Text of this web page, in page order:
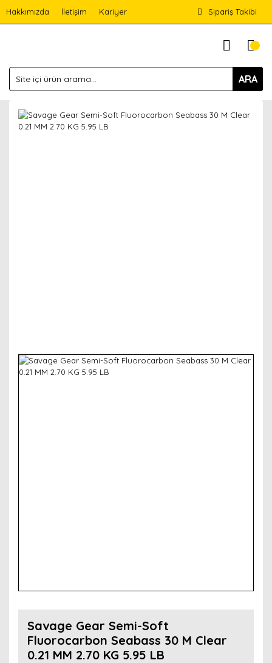
Hakkımızda İletişim Kariyer Sipariş Takibi
ARA
Savage Gear Semi-Soft
Fluorocarbon Seabass 30 M Clear
0.21 MM 2.70 KG 5.95 LB